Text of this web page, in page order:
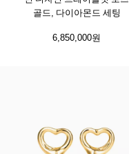
골드, 다이아몬드 세팅
6,850,000원